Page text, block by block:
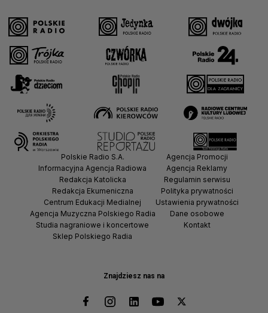
Znajdziesz nas na
Polskie Radio S.A.
Informacyjna Agencja Radiowa
Redakcja Katolicka
Redakcja Ekumeniczna
Centrum Edukacji Medialnej
Agencja Muzyczna Polskiego Radia
Studia nagraniowe i koncertowe
Sklep Polskiego Radia
Agencja Promocji
Agencja Reklamy
Regulamin serwisu
Polityka prywatności
Ustawienia prywatności
Dane osobowe
Kontakt